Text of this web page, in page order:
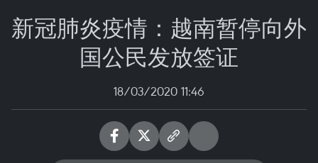
新冠肺炎疫情：越南暂停向外
国公民发放签证
18/03/2020 11:46